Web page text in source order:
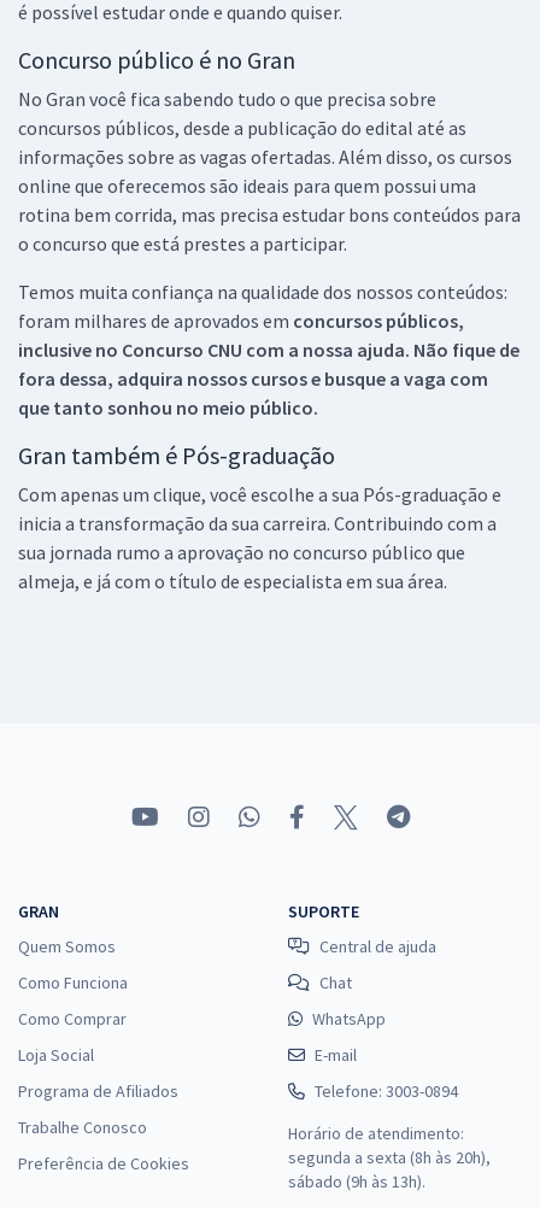
é possível estudar onde e quando quiser.
Concurso público é no Gran
No Gran você fica sabendo tudo o que precisa sobre
concursos públicos, desde a publicação do edital até as
informações sobre as vagas ofertadas. Além disso, os cursos
online que oferecemos são ideais para quem possui uma
rotina bem corrida, mas precisa estudar bons conteúdos para
o concurso que está prestes a participar.
Temos muita confiança na qualidade dos nossos conteúdos:
foram milhares de aprovados em concursos públicos,
inclusive no Concurso CNU com a nossa ajuda. Não fique de
fora dessa, adquira nossos cursos e busque a vaga com
que tanto sonhou no meio público.
Gran também é Pós-graduação
Com apenas um clique, você escolhe a sua Pós-graduação e
inicia a transformação da sua carreira. Contribuindo com a
sua jornada rumo a aprovação no concurso público que
almeja, e já com o título de especialista em sua área.
GRAN
Quem Somos
Como Funciona
Como Comprar
Loja Social
Programa de Afiliados
Trabalhe Conosco
Preferência de Cookies
SUPORTE
Central de ajuda
Chat
WhatsApp
E-mail
Telefone: 3003-0894
Horário de atendimento:
segunda a sexta (8h às 20h),
sábado (9h às 13h).